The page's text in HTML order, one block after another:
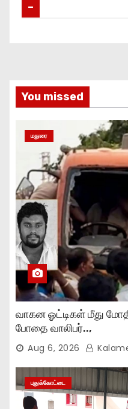
–
You missed
மதுரை
வாகன ஓட்டிகள் மீது
போதை வாலிபர்..,
Aug 6, 2026
புதுக்கோட்டை